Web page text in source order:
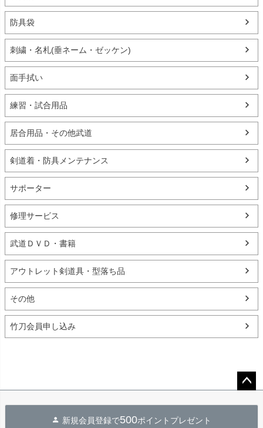
防具袋
刺繍・名札(垂ネーム・ゼッケン)
面手拭い
練習・試合用品
居合用品・その他武道
剣道着・防具メンテナンス
サポーター
修理サービス
武道ＤＶＤ・書籍
アウトレット剣道具・型落ち品
その他
竹刀会員申し込み
新規会員登録で500ポイントプレゼント